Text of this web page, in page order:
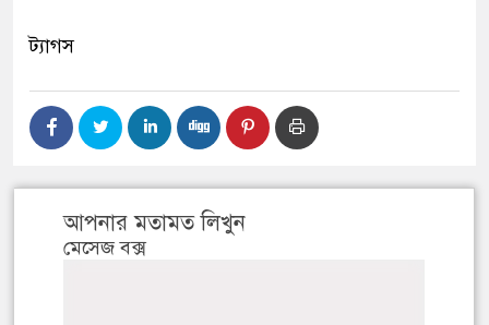
ট্যাগস
আপনার মতামত লিখুন
মেসেজ বক্স